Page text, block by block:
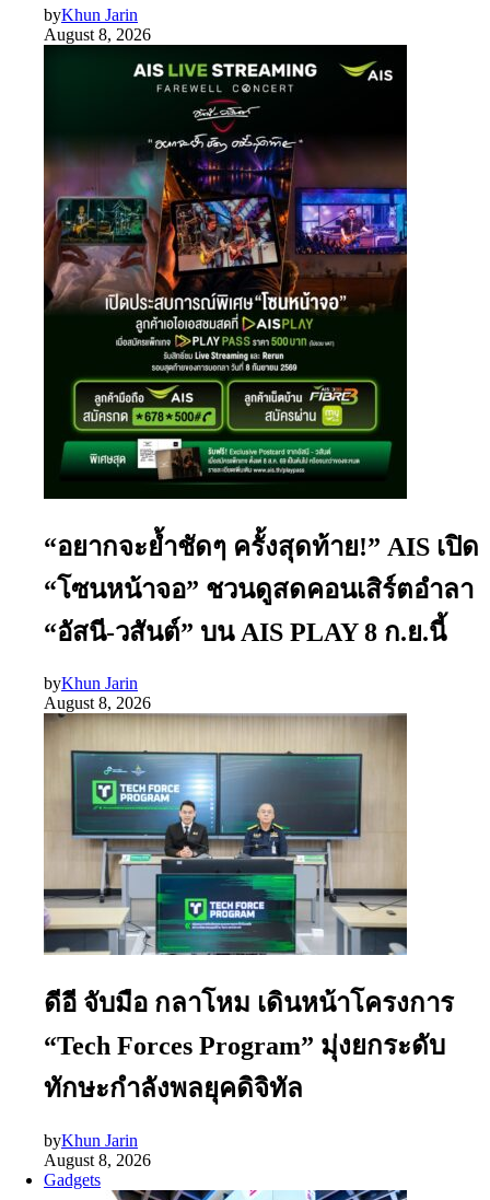
byKhun Jarin
August 8, 2026
“อยากจะย้ำชัดๆ ครั้งสุดท้าย!” AIS เปิด
“โซนหน้าจอ” ชวนดูสดคอนเสิร์ตอำลา
“อัสนี-วสันต์” บน AIS PLAY 8 ก.ย.นี้
byKhun Jarin
August 8, 2026
ดีอี จับมือ กลาโหม เดินหน้าโครงการ
“Tech Forces Program” มุ่งยกระดับ
ทักษะกำลังพลยุคดิจิทัล
byKhun Jarin
August 8, 2026
Gadgets